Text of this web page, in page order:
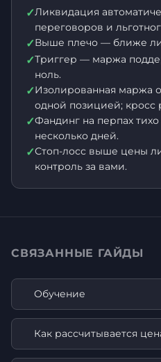
✓Ликвидация
переговоров и
✓Выше плечо — ближе
✓Триггер — маржа
ноль.
✓Изолированная маржа
одной позицией; кросс
✓Фандинг на перпах
несколько дней.
✓Стоп-лосс выше цены
контроль за вами.
СВЯЗАННЫЕ ГАЙДЫ
Обучение
Как рассчитывается